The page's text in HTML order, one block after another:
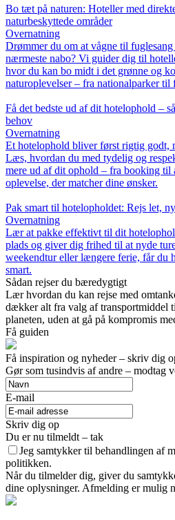
Bo tæt på naturen: Hoteller med
naturbeskyttede områder
Overnatning
Drømmer du om at vågne til
nærmeste nabo? Vi guider dig til
hvor du kan bo midt i det grønne og
naturoplevelser – fra nationalparker til
Få det bedste ud af dit hotelophold –
behov
Overnatning
Et hotelophold bliver først rigtig godt,
Læs, hvordan du med tydelig og
mere ud af dit ophold – fra booking til
oplevelse, der matcher dine ønsker.
Pak smart til hotelopholdet: Rejs let,
Overnatning
Lær at pakke effektivt til dit
plads og giver dig frihed til at nyde
weekendtur eller længere ferie, får du
smart.
Sådan rejser du bæredygtigt
Lær hvordan du kan rejse med
dækker alt fra valg af transportmiddel
planeten, uden at gå på kompromis
Få guiden
Få inspiration og nyheder – skriv dig
Gør som tusindvis af andre – modtag
E-mail
Skriv dig op
Du er nu tilmeldt – tak
Jeg samtykker til behandlingen af
politikken.
Når du tilmelder dig, giver du
dine oplysninger. Afmelding er mulig